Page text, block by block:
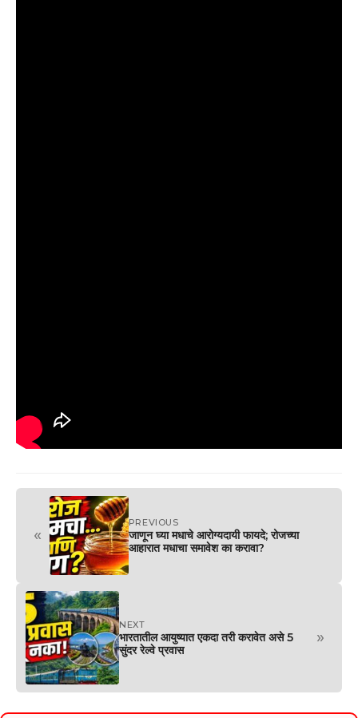
«
PREVIOUS
जाणून घ्या मधाचे आरोग्यदायी फायदे; रोजच्या
आहारात मधाचा समावेश का करावा?
NEXT
भारतातील आयुष्यात एकदा तरी करावेत असे 5
सुंदर रेल्वे प्रवास
»